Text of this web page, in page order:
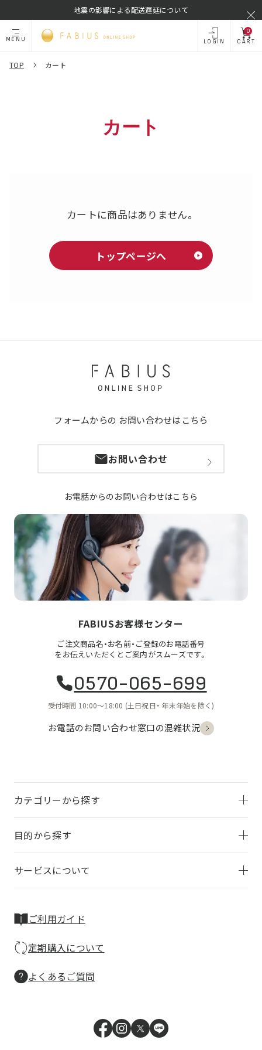
地震の影響による配送遅延について
MENU LOGIN
0
CART
TOP カート
カート
カートに商品はありません。
トップページへ
フォームからの お問い合わせはこちら
お問い合わせ
お電話からのお問い合わせはこちら
FABIUSお客様センター
ご注文商品名・お名前・ご登録のお電話番号
をお伝えいただくとご案内がスムーズです。
0570-065-699
受付時間 10:00〜18:00 (土日祝日・ 年末年始を除く)
お電話のお問い合わせ窓口の混雑状況
カテゴリーから探す
目的から探す
サービスについて
ご利用ガイド
定期購入について
よくあるご質問